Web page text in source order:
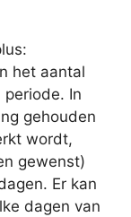
het aantal
In
gehouden
wordt,
gewenst)
Er kan
dagen van